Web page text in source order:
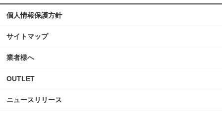
ニュースリリース
個人情報保護方針
サイトマップ
業者様へ
OUTLET